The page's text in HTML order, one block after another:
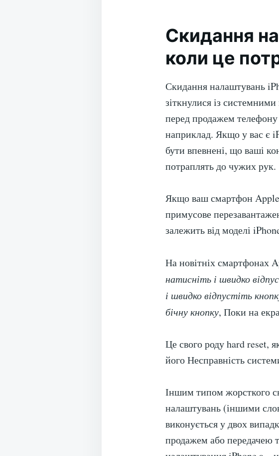
Скидання
коли це
Скидання налаштувань
зіткнулися із
перед продажем
наприклад. Якщо у вас є
бути впевнені, що ваші
потраплять до чужих рук.
Якщо ваш смартфон
примусове
залежить від моделі
На новітніх смартфонах
натисніть і швидко
і швидко відпустіть
бічну кнопку, Поки на
Це свого роду hard reset,
його Несправність
Іншим типом жорсткого
налаштувань (іншими
виконується у двох
продажем або передачею